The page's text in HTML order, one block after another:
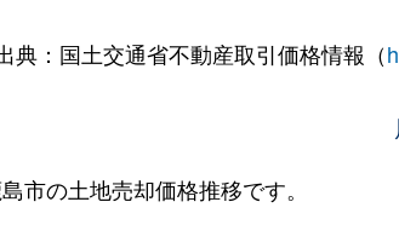
字高津原
100万円 肥
肥
字中村
200万円
典：国土交通省不動産取引価格情報（
市の土地売却価格推移です。